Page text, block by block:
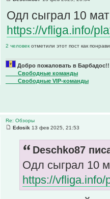
Одл сыграл 10
https://vfliga.info/
2 человек отметили этот пост как
Добро пожаловать в
____Свободные команды
____Свободные VIP-команды
Re: Обзоры
Edosik 13 фев 2025, 21:53
Deschko87
Одл сыграл 10
https://vfliga.info/